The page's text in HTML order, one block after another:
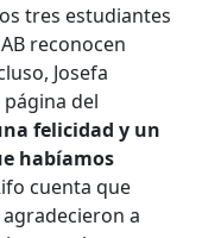
tres estudiantes
reconocen
Josefa
del
felicidad y un
habíamos
cuenta que
a